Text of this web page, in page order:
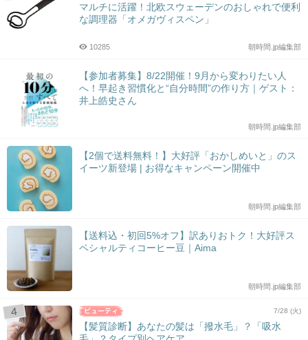
マルチに活躍！北欧スウェーデンのおしゃれで便利
な調理器「オメガヴィスペン」
朝時間.jp編集部
10285
【参加者募集】8/22開催！9月から変わりたい人
へ！早起き習慣化と“自分時間”の作り方｜ゲスト：
井上皓史さん
朝時間.jp編集部
【2個で送料無料！】大好評「おかしめいと」のス
イーツ新登場 | お得なキャンペーン開催中
朝時間.jp編集部
【送料込・初回5%オフ】訳ありおトク！大好評ス
ペシャルティコーヒー豆｜Aima
朝時間.jp編集部
7/28 (火)
【髪質診断】あなたの髪は「撥水毛」？「吸水